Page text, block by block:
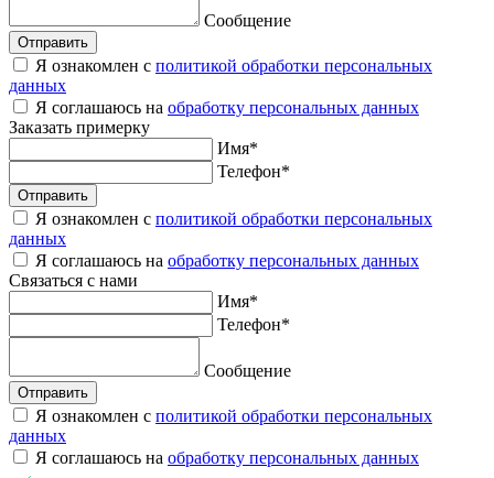
Сообщение
Отправить
Я ознакомлен с политикой обработки персональных
данных
Я соглашаюсь на обработку персональных данных
Заказать примерку
Имя*
Телефон*
Отправить
Я ознакомлен с политикой обработки персональных
данных
Я соглашаюсь на обработку персональных данных
Связаться с нами
Имя*
Телефон*
Сообщение
Отправить
Я ознакомлен с политикой обработки персональных
данных
Я соглашаюсь на обработку персональных данных